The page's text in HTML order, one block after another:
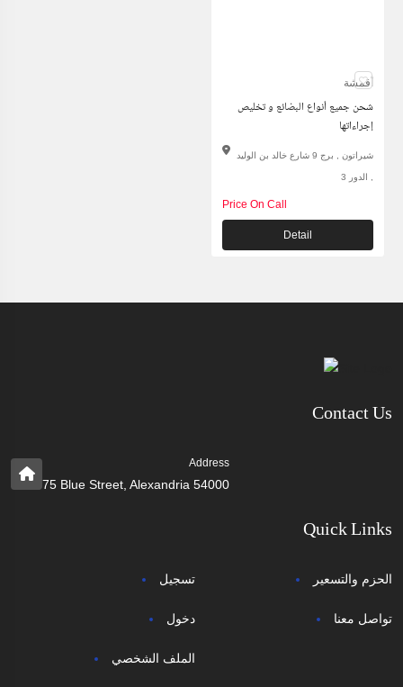
أقمشة
شحن جميع أنواع البضائع و تخليص
إجراءاتها
شيراتون , برج 9 شارع خالد بن الوليد
, الدور 3
Price On Call
Detail
Contact Us
Address
75 Blue Street, Alexandria 54000
Quick Links
تسجيل
دخول
الملف الشخصي
الحزم والتسعير
تواصل معنا